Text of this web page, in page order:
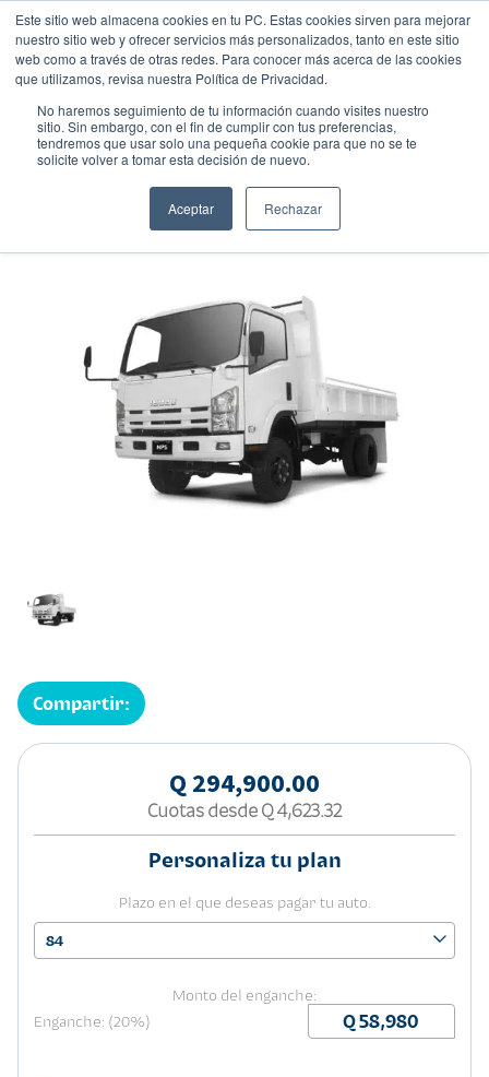
Este sitio web almacena cookies en tu PC. Estas cookies sirven para mejorar
nuestro sitio web y ofrecer servicios más personalizados, tanto en este sitio
web como a través de otras redes. Para conocer más acerca de las cookies
que utilizamos, revisa nuestra Política de Privacidad.
No haremos seguimiento de tu información cuando visites nuestro
sitio. Sin embargo, con el fin de cumplir con tus preferencias,
tendremos que usar solo una pequeña cookie para que no se te
solicite volver a tomar esta decisión de nuevo.
Aceptar Rechazar
ISUZU CANELLA NPS75
2025•Diesel
Compartir:
Q 294,900.00
Cuotas desde Q 4,623.32
Personaliza tu plan
Plazo en el que deseas pagar tu auto.
84
Monto del enganche:
Enganche: (20%)